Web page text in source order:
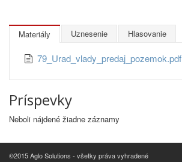
Materiály Uznesenie Hlasovanie
79_Urad_vlady_predaj_pozemok.pdf
Príspevky
Neboli nájdené žiadne záznamy
©2015 Aglo Solutions - všetky práva vyhradené